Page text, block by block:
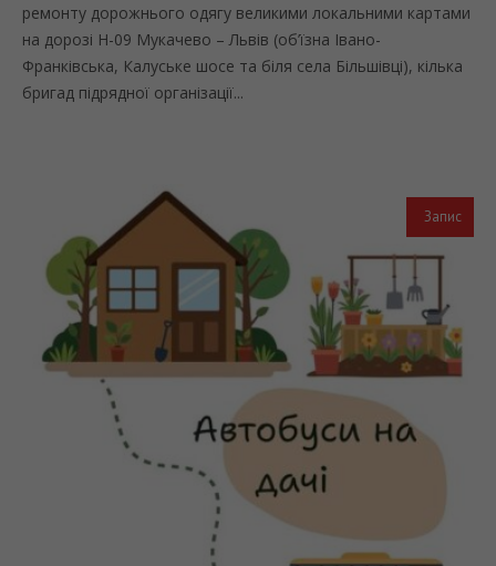
ремонту дорожнього одягу великими локальними картами
на дорозі Н-09 Мукачево – Львів (об’їзна Івано-
Франківська, Калуське шосе та біля села Більшівці), кілька
бригад підрядної організації...
Запис